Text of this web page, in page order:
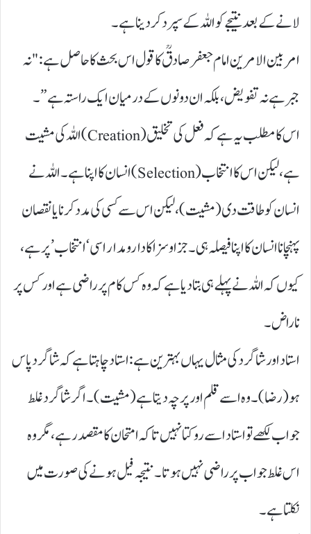
لانے کے بعد نتیجے کو اللہ کے سپرد کر دینا ہے۔
امر بین الامرین امام جعفر صادقؒ کا قول اس بحث کا حاصل ہے: "نہ
جبر ہے نہ تفویض، بلکہ ان دونوں کے درمیان ایک راستہ ہے”۔
اس کا مطلب یہ ہے کہ فعل کی تخلیق (Creation)اللہ کی مشیت
ہے، لیکن اس کا انتخاب (Selection)انسان کا اپنا ہے۔ اللہ نے
انسان کو طاقت دی ( مشیت)، لیکن اس سے کسی کی مدد کرنا یا نقصان
پہنچانا انسان کا اپنا فیصلہ ہی۔ جزا و سزا کا دارومدار اسی ‘انتخاب’ پر ہے،
کیوں کہ اللہ نے پہلے ہی بتا دیا ہے کہ وہ کس کام پر راضی ہے اور کس پر
ناراض۔
استاد اور شاگرد کی مثال یہاں بہترین ہے: استاد چاہتا ہے کہ شاگرد پاس
ہو ( رضا) ۔ وہ اسے قلم اور پرچہ دیتا ہے ( مشیت) ۔ اگر شاگرد غلط
جواب لکھے تو استاد اسے روکتا نہیں تاکہ امتحان کا مقصد رہے، مگر وہ
اس غلط جواب پر راضی نہیں ہوتا۔ نتیجہ فیل ہونے کی صورت میں
نکلتا ہے۔